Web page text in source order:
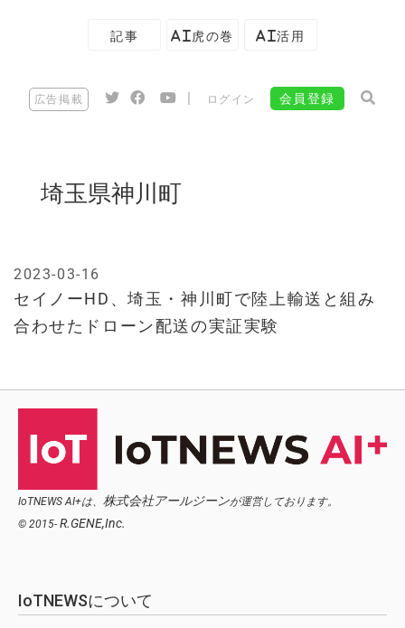
記事 AI虎の巻 AI活用
広告掲載 ログイン 会員登録
埼玉県神川町
セイノーHD、埼玉・神川町で陸上輸送と組み
合わせたドローン配送の実証実験
2023-03-16
IoTNEWS AI+は、 株式会社アールジーンが運営しております。
© 2015- R.GENE,Inc.
IoTNEWSについて